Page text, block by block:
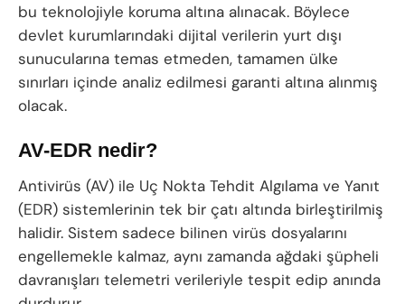
bu teknolojiyle koruma altına alınacak. Böylece
devlet kurumlarındaki dijital verilerin yurt dışı
sunucularına temas etmeden, tamamen ülke
sınırları içinde analiz edilmesi garanti altına alınmış
olacak.
AV-EDR nedir?
Antivirüs (AV) ile Uç Nokta Tehdit Algılama ve Yanıt
(EDR) sistemlerinin tek bir çatı altında birleştirilmiş
halidir. Sistem sadece bilinen virüs dosyalarını
engellemekle kalmaz, aynı zamanda ağdaki şüpheli
davranışları telemetri verileriyle tespit edip anında